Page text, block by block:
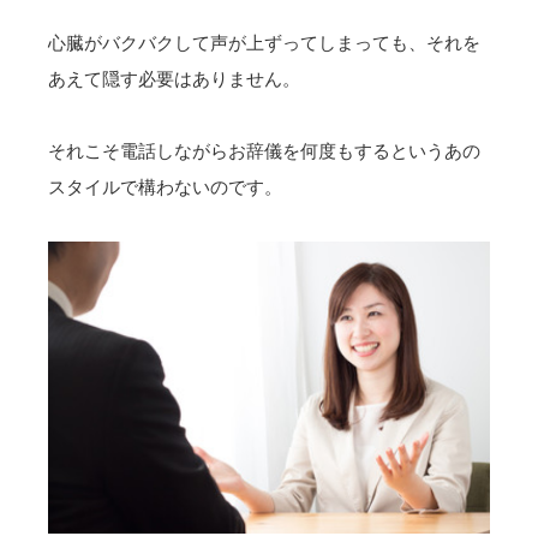
心臓がバクバクして声が上ずってしまっても、それを
あえて隠す必要はありません。
それこそ電話しながらお辞儀を何度もするというあの
スタイルで構わないのです。